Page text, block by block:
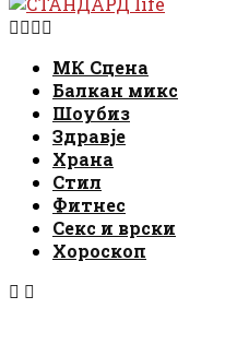
Facebook
Instagram
Email
МК Сцена
Балкан микс
Шоубиз
Здравје
Храна
Стил
Фитнес
Секс и врски
Хороскоп